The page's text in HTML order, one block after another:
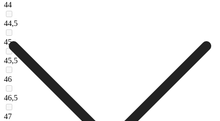
44
44,5
45
45,5
46
46,5
47